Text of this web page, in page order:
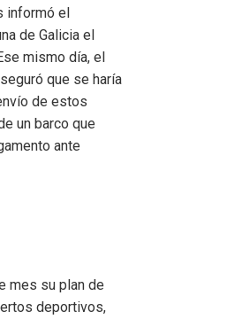
informó el
de Galicia el
mismo día, el
que se haría
de estos
un barco que
ante
mes su plan de
deportivos,